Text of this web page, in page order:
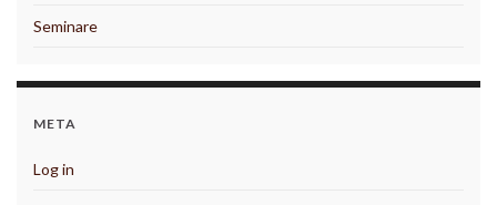
Seminare
META
Log in